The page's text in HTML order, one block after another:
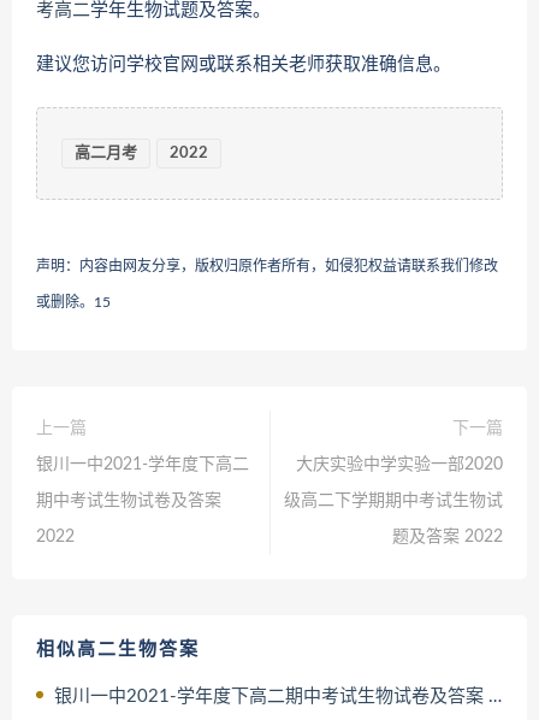
考高二学年生物试题及答案。
建议您访问学校官网或联系相关老师获取准确信息。
高二月考 2022
声明：内容由网友分享，版权归原作者所有，如侵犯权益请联系我们修改
或删除。 15
上一篇
银川一中2021-学年度下高二
期中考试生物试卷及答案
2022
下一篇
大庆实验中学实验一部2020
级高二下学期期中考试生物试
题及答案 2022
相似高二生物答案
银川一中2021-学年度下高二期中考试生物试卷及答案 2022